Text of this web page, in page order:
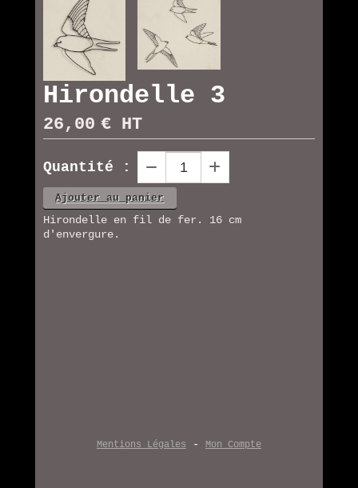
Hirondelle 3
26,00 € HT
Quantité :
Ajouter au panier
Hirondelle en fil de fer. 16 cm
d'envergure.
Mentions Légales Mon Compte